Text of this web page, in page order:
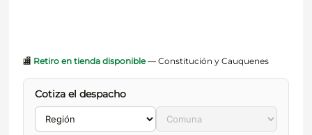
🏬 Retiro en tienda disponible— Constitución y Cauquenes
Cotiza el despacho